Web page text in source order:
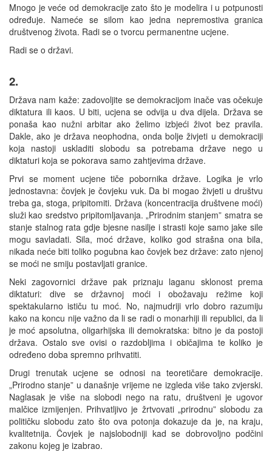
Mnogo je veće od demokracije zato što je modelira i u potpunosti
određuje. Nameće se silom kao jedna nepremostiva granica
društvenog života. Radi se o tvorcu permanentne ucjene.
Radi se o državi.
2.
Država nam kaže: zadovoljite se demokracijom inače vas očekuje
diktatura ili kaos. U biti, ucjena se odvija u dva dijela. Država se
ponaša kao nužni arbitar ako želimo izbjeći život bez pravila.
Dakle, ako je država neophodna, onda bolje živjeti u demokraciji
koja nastoji uskladiti slobodu sa potrebama države nego u
diktaturi koja se pokorava samo zahtjevima države.
Prvi se moment ucjene tiče pobornika države. Logika je vrlo
jednostavna: čovjek je čovjeku vuk. Da bi mogao živjeti u društvu
treba ga, stoga, pripitomiti. Država (koncentracija društvene moći)
služi kao sredstvo pripitomljavanja. „Prirodnim stanjem” smatra se
stanje stalnog rata gdje bjesne nasilje i strasti koje samo jake sile
mogu savladati. Sila, moć države, koliko god strašna ona bila,
nikada neće biti toliko pogubna kao čovjek bez države: zato njenoj
se moći ne smiju postavljati granice.
Neki zagovornici države pak priznaju laganu sklonost prema
diktaturi: dive se državnoj moći i obožavaju režime koji
spektakularno ističu tu moć. No, najmudriji vrlo dobro razumiju
kako na koncu nije važno da li se radi o monarhiji ili republici, da li
je moć apsolutna, oligarhijska ili demokratska: bitno je da postoji
država. Ostalo sve ovisi o razdobljima i običajima te koliko je
određeno doba spremno prihvatiti.
Drugi trenutak ucjene se odnosi na teoretičare demokracije.
„Prirodno stanje” u današnje vrijeme ne izgleda više tako zvjerski.
Naglasak je više na slobodi nego na ratu, društveni je ugovor
malčice izmijenjen. Prihvatljivo je žrtvovati „prirodnu” slobodu za
političku slobodu zato što ova potonja dokazuje da je, na kraju,
kvalitetnija. Čovjek je najslobodniji kad se dobrovoljno podčini
zakonu kojeg je izabrao.